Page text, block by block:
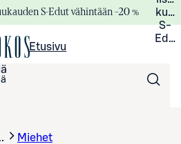
S-Edut vähintään –20 %
S-
Etusivu
Miehet